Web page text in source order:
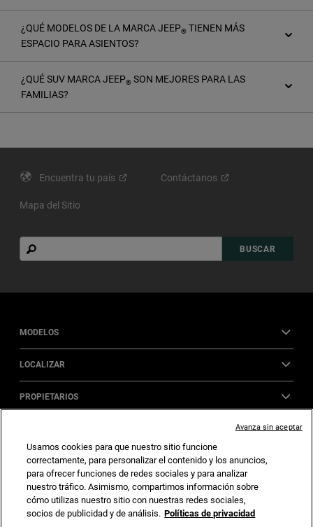
¿QUÉ MODELOS DE LA MARCA JEEP® TIENEN MÁS
ESPACIO PARA ASIENTOS?
¿QUÉ SUV MARCA JEEP® SON MEJORES PARA LAS
FAMILIAS?
Encuentra tu país Contáctanos
Mapa del Sitio
Buscar
BUSCAR
MODELOS
LOCALIZAR
PROPIETARIOS
JEEP LIFE
Usamos cookies para que nuestro sitio funcione
correctamente, para personalizar el contenido y los anuncios,
para ofrecer funciones de redes sociales y para analizar
nuestro tráfico. Asimismo, compartimos información sobre
cómo utilizas nuestro sitio con nuestras redes sociales,
socios de publicidad y de análisis. Políticas de privacidad
Avanza sin aceptar